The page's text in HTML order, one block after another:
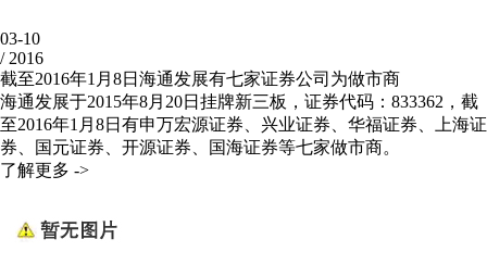
03-10
/ 2016
截至2016年1月8日海通发展有七家证券公司为做市商
海通发展于2015年8月20日挂牌新三板，证券代码：833362，截
至2016年1月8日有申万宏源证券、兴业证券、华福证券、上海证
券、国元证券、开源证券、国海证券等七家做市商。
了解更多 ->